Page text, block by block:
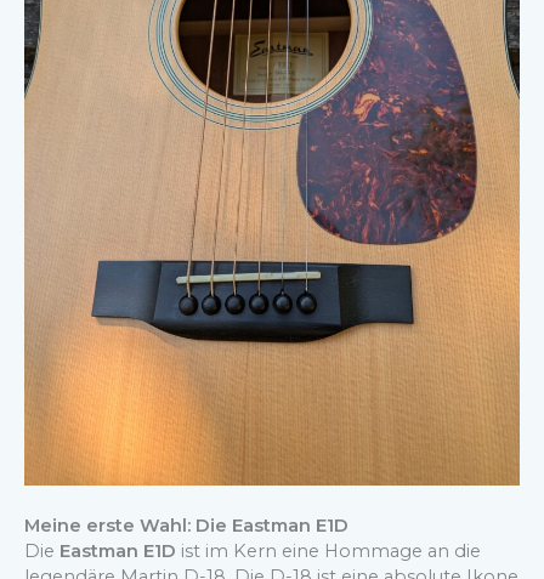
Meine erste Wahl: Die Eastman E1D
Die Eastman E1D ist im Kern eine Hommage an die